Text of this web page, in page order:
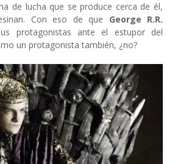
de lucha que se produce cerca de él,
Con eso de que George R.R.
protagonistas ante el estupor del
un protagonista también, ¿no?